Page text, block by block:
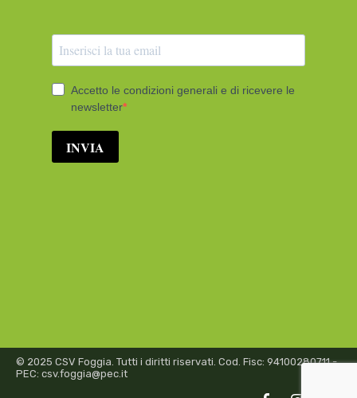
© 2025 CSV Foggia. Tutti i diritti riservati. Cod. Fisc: 94100280711 -
PEC: csv.foggia@pec.it